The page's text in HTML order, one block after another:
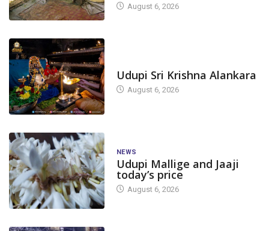
August 6, 2026
Udupi Sri Krishna Alankara
August 6, 2026
NEWS
Udupi Mallige and Jaaji
today’s price
August 6, 2026